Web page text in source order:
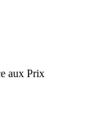
aux Prix